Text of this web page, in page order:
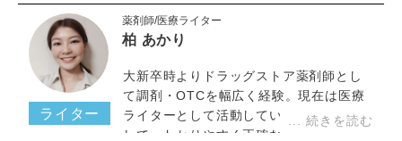
リニックにて研鑽を重ね当クリニックに
て勤務。
薬剤師/医療ライター
柏 あかり
ライター
大新卒時よりドラッグストア薬剤師とし
て調剤・OTCを幅広く経験。現在は医療
ライターとして活動している。医療に関
して、わかりやすく正確なコンテンツ作